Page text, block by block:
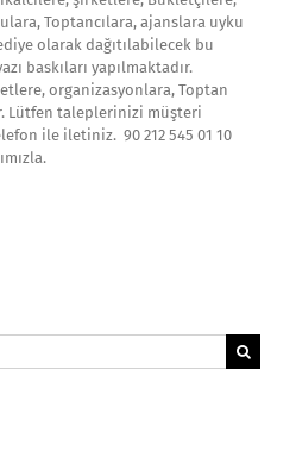
Toptancılara, ajanslara uyku
olarak dağıtılabilecek bu
baskıları yapılmaktadır.
organizasyonlara, Toptan
Lütfen taleplerinizi müşteri
ile iletiniz. 90 212 545 01 10